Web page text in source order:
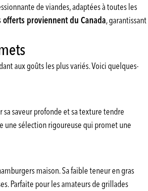
de viandes, adaptées à toutes les
proviennent du Canada, garantissant
aux goûts les plus variés. Voici quelques-
sa saveur profonde et sa texture tendre
une sélection rigoureuse qui promet une
maison. Sa faible teneur en gras
Parfaite pour les amateurs de grillades